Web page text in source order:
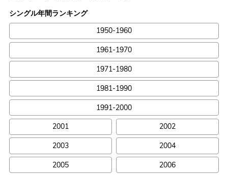
シングル年間ランキング
1950-1960
1961-1970
1971-1980
1981-1990
1991-2000
2001 2002
2003 2004
2005 2006